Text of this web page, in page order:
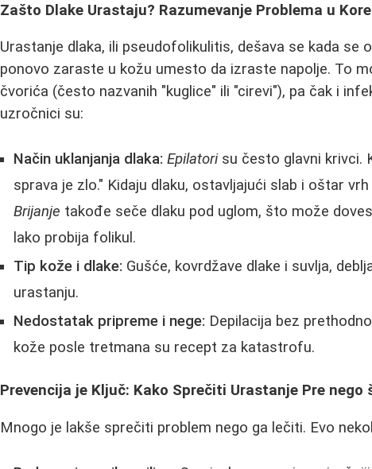
Zašto Dlake Urastaju? Razumevanje Problema u
Urastanje dlaka, ili pseudofolikulitis, dešava se kada se
ponovo zaraste u kožu umesto da izraste napolje. To
čvorića (često nazvanih "kuglice" ili "cirevi"), pa čak i
uzročnici su:
Način uklanjanja dlaka: Epilatorisu često glavni krivci.
sprava je zlo." Kidaju dlaku, ostavljajući slab i oštar
Brijanje takođe seče dlaku pod uglom, što može
lako probija folikul.
Tip kože i dlake: Gušće, kovrdžave dlake i suvlja,
urastanju.
Nedostatak pripreme i nege: Depilacija bez
kože posle tretmana su recept za katastrofu.
Prevencija je Ključ: Kako Sprečiti Urastanje Pre nego
Mnogo je lakše sprečiti problem nego ga lečiti. Evo